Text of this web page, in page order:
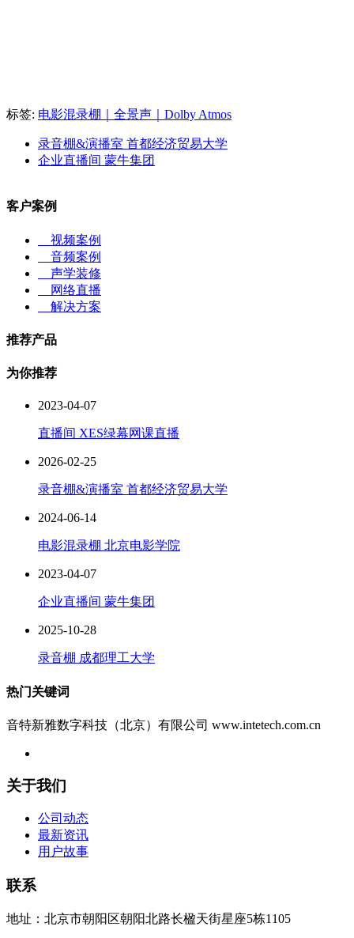
标签: 电影混录棚｜全景声｜Dolby Atmos
录音棚&演播室 首都经济贸易大学
企业直播间 蒙牛集团
客户案例
视频案例
音频案例
声学装修
网络直播
解决方案
推荐产品
为你推荐
2023-04-07
直播间 XES绿幕网课直播
2026-02-25
录音棚&演播室 首都经济贸易大学
2024-06-14
电影混录棚 北京电影学院
2023-04-07
企业直播间 蒙牛集团
2025-10-28
录音棚 成都理工大学
热门关键词
音特新雅数字科技（北京）有限公司 www.intetech.com.cn
关于我们
公司动态
最新资讯
用户故事
联系
地址：北京市朝阳区朝阳北路长楹天街星座5栋1105